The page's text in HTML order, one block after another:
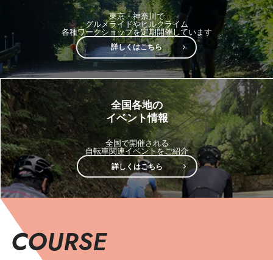
東京・神奈川で
グルメライドやヒルクライム
各種ワークショップを定期開催しています
詳しくはこちら
全国各地の
イベント情報
全国で開催される
自転車関連イベントをご紹介
詳しくはこちら
COURSE